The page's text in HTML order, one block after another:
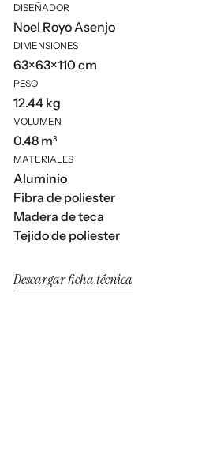
DISEÑADOR
Noel Royo Asenjo
DIMENSIONES
63×63×110 cm
PESO
12.44 kg
VOLUMEN
0.48 m³
MATERIALES
Aluminio
Fibra de poliester
Madera de teca
Tejido de poliester
Descargar ficha técnica